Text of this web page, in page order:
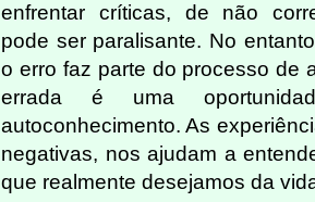
enfrentar críticas, de não
pode ser paralisante. No
o erro faz parte do processo de
errada é uma
autoconhecimento. As
negativas, nos ajudam a
que realmente desejamos da